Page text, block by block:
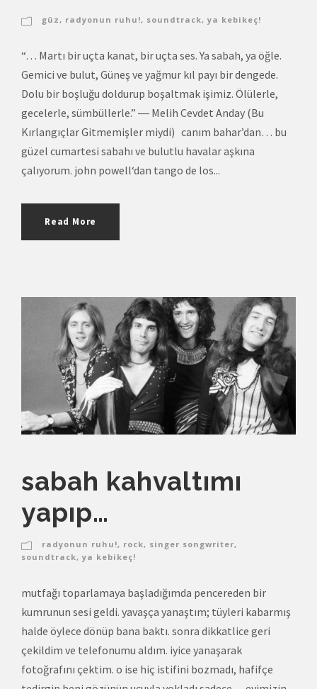
güz , radyonun ruhu!, soundtrack, ya kebikeç!
“… Martı bir uçta kanat, bir uçta ses. Ya sabah, ya öğle.
Gemici ve bulut, Güneş ve yağmur kıl payı bir dengede.
Dolu bir boşluğu doldurup boşaltmak işimiz. Ölülerle,
gecelerle, sümbüllerle.” ― Melih Cevdet Anday (Bu
Kırlangıçlar Gitmemişler miydi) canım bahar’dan… bu
güzel cumartesi sabahı ve bulutlu havalar aşkına
çalıyorum. john powell‘dan tango de los...
Read More
sabah kahvaltımı
yapıp…
radyonun ruhu!, rock, singer songwriter,
soundtrack, ya kebikeç!
mutfağı toparlamaya başladığımda pencereden bir
kumrunun sesi geldi. yavaşça yanaştım; tüyleri kabarmış
halde öylece dönüp bana baktı. sonra dikkatlice geri
çekildim ve telefonumu aldım. iyice yanaşarak
fotoğrafını çektim. o ise hiç istifini bozmadı, hafifçe